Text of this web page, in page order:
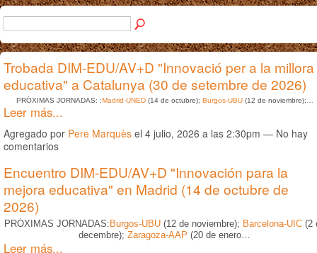
Trobada DIM-EDU/AV+D "Innovació per a la millora
educativa" a Catalunya (30 de setembre de 2026)
PRÓXIMAS JORNADAS: ;Madrid-UNED(14 de octubre); Burgos-UBU(12 de noviembre);…
Leer más...
Agregado por Pere Marquès el 4 julio, 2026 a las 2:30pm — No hay
comentarios
Encuentro DIM-EDU/AV+D "Innovación para la
mejora educativa" en Madrid (14 de octubre de
2026)
PRÓXIMAS JORNADAS: Burgos-UBU(12 de noviembre); Barcelona-UIC(2
decembre); Zaragoza-AAP (20 de enero…
Leer más...